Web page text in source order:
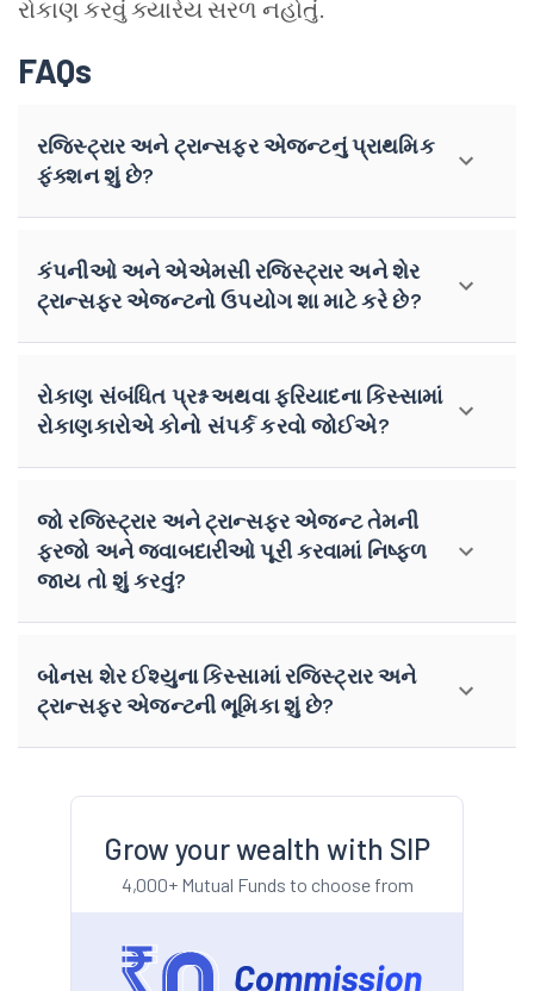
રોકાણ કરવું ક્યારેય સરળ નહોતું.
FAQs
રજિસ્ટ્રાર અને ટ્રાન્સફર એજન્ટનું પ્રાથમિક
ફંક્શન શું છે?
કંપનીઓ અને એએમસી રજિસ્ટ્રાર અને શેર
ટ્રાન્સફર એજન્ટનો ઉપયોગ શા માટે કરે છે?
રોકાણ સંબંધિત પ્રશ્ન અથવા ફરિયાદના કિસ્સામાં
રોકાણકારોએ કોનો સંપર્ક કરવો જોઈએ?
જો રજિસ્ટ્રાર અને ટ્રાન્સફર એજન્ટ તેમની
ફરજો અને જવાબદારીઓ પૂરી કરવામાં નિષ્ફળ
જાય તો શું કરવું?
બોનસ શેર ઈશ્યુના કિસ્સામાં રજિસ્ટ્રાર અને
ટ્રાન્સફર એજન્ટની ભૂમિકા શું છે?
Grow your wealth with SIP
4,000+ Mutual Funds to choose from